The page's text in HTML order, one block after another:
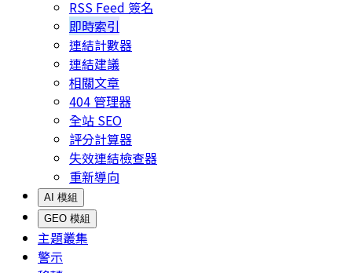
RSS Feed 簽名
即時索引
連結計數器
連結建議
相關文章
404 管理器
全站 SEO
評分計算器
失效連結檢查器
重新導向
AI 模組
GEO 模組
主題叢集
警示